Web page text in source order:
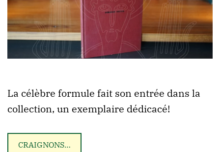
La célèbre formule fait son entrée dans la
collection, un exemplaire dédicacé!
CRAIGNONS…